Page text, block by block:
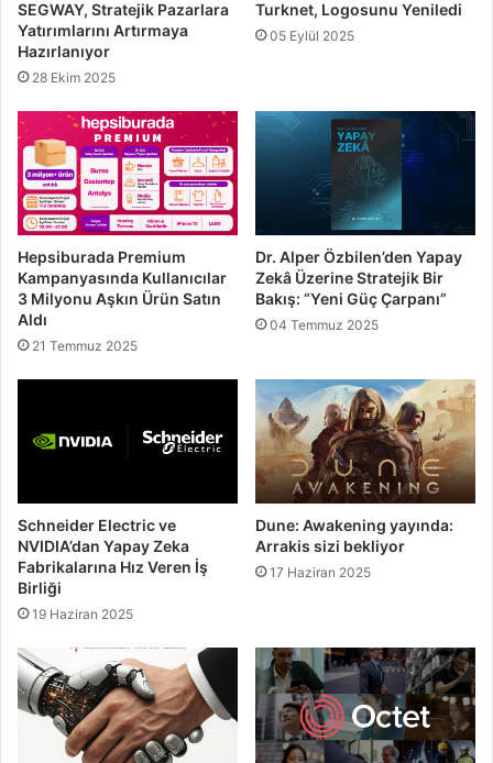
SEGWAY, Stratejik Pazarlara
Yatırımlarını Artırmaya
Hazırlanıyor
28 Ekim 2025
Turknet, Logosunu Yeniledi
05 Eylül 2025
Hepsiburada Premium
Kampanyasında Kullanıcılar
3 Milyonu Aşkın Ürün Satın
Aldı
21 Temmuz 2025
Dr. Alper Özbilen’den Yapay
Zekâ Üzerine Stratejik Bir
Bakış: “Yeni Güç Çarpanı”
04 Temmuz 2025
Schneider Electric ve
NVIDIA’dan Yapay Zeka
Fabrikalarına Hız Veren İş
Birliği
19 Haziran 2025
Dune: Awakening yayında:
Arrakis sizi bekliyor
17 Haziran 2025